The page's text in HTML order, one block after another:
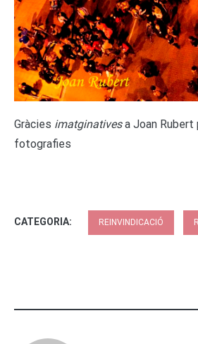
Gràcies imatginativesa Joan
fotografies
CATEGORIA: REINVINDICACIÓ